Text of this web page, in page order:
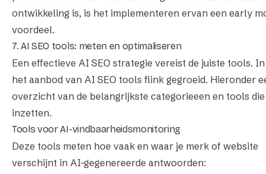
ontwikkeling is, is het implementeren ervan een early
voordeel.
7. AI SEO tools: meten en optimaliseren
Een effectieve AI SEO strategie vereist de juiste tools.
het aanbod van AI SEO tools flink gegroeid. Hieronder
overzicht van de belangrijkste categorieeen en tools
inzetten.
Tools voor AI-vindbaarheidsmonitoring
Deze tools meten hoe vaak en waar je merk of website
verschijnt in AI-gegenereerde antwoorden: